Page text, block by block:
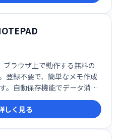
ブラウザ上で動作する無料の
登録不要で、簡単なメモ作成
。自動保存機能でデータ消失
ても作業内容を復元します。
・置換など、基本的な編集機
しく見る